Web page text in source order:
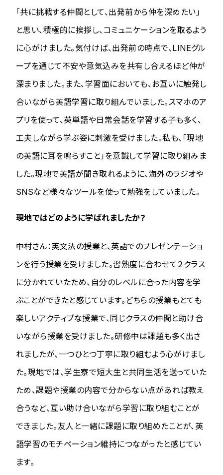
「共に挑戦する仲間として、出発前から仲を深めたい」
と思い、積極的に挨拶し、コミュニケーションを取るよう
に心がけました。気付けば、出発前の時点で、LINEグル
ープを通じて不安や意気込みを共有し合えるほど仲が
深まりました。また、学習面においても、お互いに触発し
合いながら英語学習に取り組んでいました。スマホのア
プリを使って、英単語や日常会話を学習する子も多く、
工夫しながら学ぶ姿に刺激を受けました。私も、「現地
の英語に耳を鳴らすこと」を意識して学習に取り組みま
した。現地で英語が聞き取れるように、海外のラジオや
SNSなど様々なツールを使って勉強をしていました。
現地ではどのように学ばれましたか？
中村さん：英文法の授業と、英語でのプレゼンテーショ
ンを行う授業を受けました。習熟度に合わせて２クラス
に分かれていたため、自分のレベルに合った内容を学
ぶことができたと感じています。どちらの授業もとても
楽しいアクティブな授業で、同じクラスの仲間と助け合
いながら授業を受けました。研修中は課題も多く出さ
れましたが、一つひとつ丁寧に取り組むよう心がけまし
た。現地では、学生寮で短大生と共同生活を送っていた
ため、課題や授業の内容で分からない点があれば教え
合うなど、互い助け合いながら学習に取り組むことが
できました。友人と一緒に課題に取り組めたことが、英
語学習のモチベーション維持につながったと感じてい
ます。